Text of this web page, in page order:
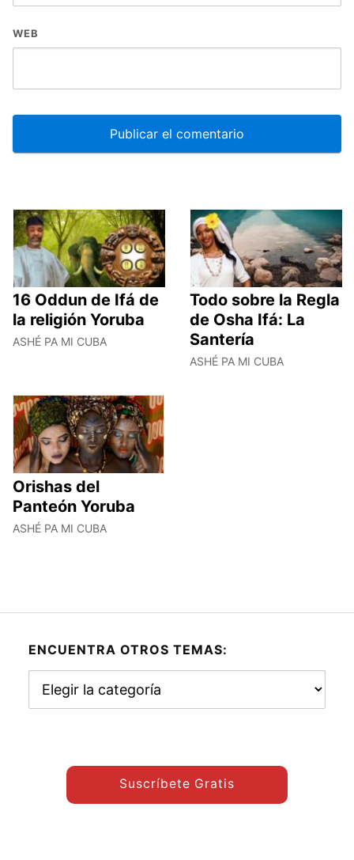
WEB
16 Oddun de Ifá de
la religión Yoruba
ASHÉ PA MI CUBA
Todo sobre la Regla
de Osha Ifá: La
Santería
ASHÉ PA MI CUBA
Orishas del
Panteón Yoruba
ASHÉ PA MI CUBA
ENCUENTRA OTROS TEMAS:
otros
Suscríbete Gratis